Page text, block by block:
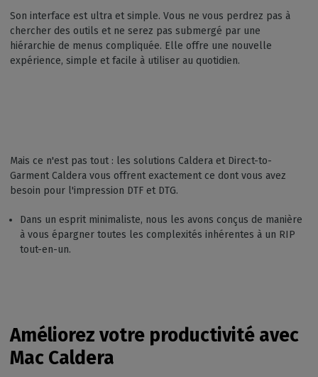
Son interface est ultra et simple. Vous ne vous perdrez pas à
chercher des outils et ne serez pas submergé par une
hiérarchie de menus compliquée. Elle offre une nouvelle
expérience, simple et facile à utiliser au quotidien.
Mais ce n'est pas tout : les solutions Caldera et Direct-to-
Garment Caldera vous offrent exactement ce dont vous avez
besoin pour l'impression DTF et DTG.
Dans un esprit minimaliste, nous les avons conçus de manière
à vous épargner toutes les complexités inhérentes à un RIP
tout-en-un.
Améliorez votre productivité avec
Mac Caldera